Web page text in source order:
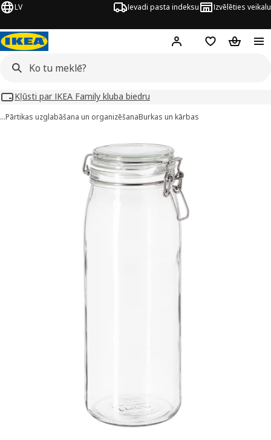
LV Ievadi pasta indeksu Izvēlēties veikalu
Hej! Pierakstīties
PirkumuPirkumu
Kļūsti par IKEA Family kluba biedru
…Pārtikas uzglabāšana un organizēšanaBurkas un kārbas